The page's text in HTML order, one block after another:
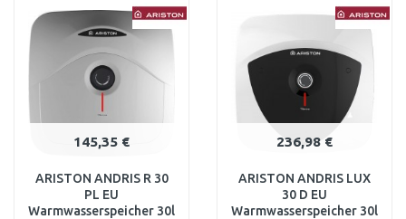
Vergleichen Vergleichen
145,35 €
ARISTON ANDRIS R 30
PL EU
Warmwasserspeicher 30l
236,98 €
ARISTON ANDRIS LUX
30 D EU
Warmwasserspeicher 30l